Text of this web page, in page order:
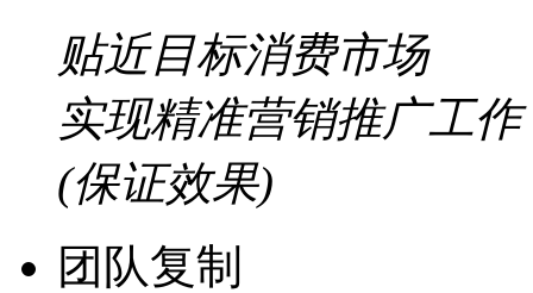
贴近目标消费市场
实现精准营销推广工作
(保证效果)
团队复制